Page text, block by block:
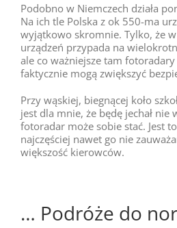
Podobno w Niemczech działa
Na ich tle Polska z ok 550-ma
wyjątkowo skromnie. Tylko, że
urządzeń przypada na
ale co ważniejsze tam
faktycznie mogą zwiększyć
Przy wąskiej, biegnącej koło
jest dla mnie, że będę jechał nie
fotoradar może sobie stać. Jest
najczęściej nawet go nie
większość kierowców.
… Podróże do